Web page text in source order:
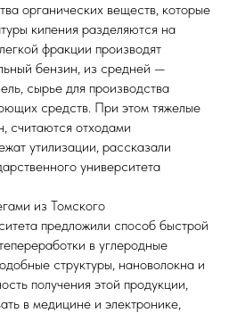
органических веществ, которые
кипения разделяются на
фракции производят
бензин, из средней —
сырье для производства
средств. При этом тяжелые
считаются отходами
утилизации, рассказали
университета
из Томского
предложили способ быстрой
в углеродные
структуры, нановолокна и
получения этой продукции,
в медицине и электронике,